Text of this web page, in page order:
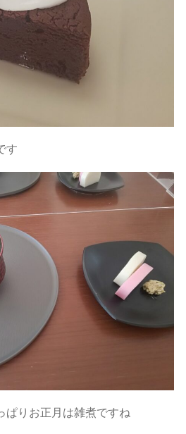
す
ぱりお正月は雑煮ですね